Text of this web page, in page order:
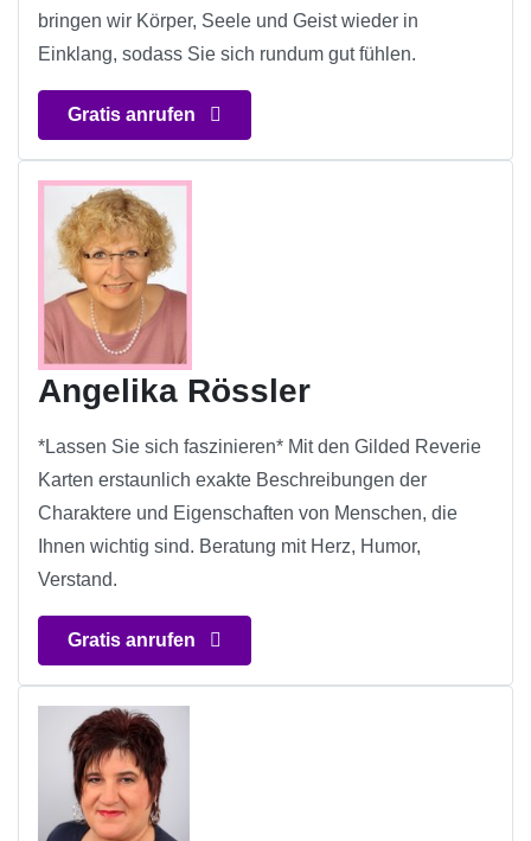
bringen wir Körper, Seele und Geist wieder in
Einklang, sodass Sie sich rundum gut fühlen.
Gratis anrufen
Angelika Rössler
*Lassen Sie sich faszinieren* Mit den Gilded Reverie
Karten erstaunlich exakte Beschreibungen der
Charaktere und Eigenschaften von Menschen, die
Ihnen wichtig sind. Beratung mit Herz, Humor,
Verstand.
Gratis anrufen